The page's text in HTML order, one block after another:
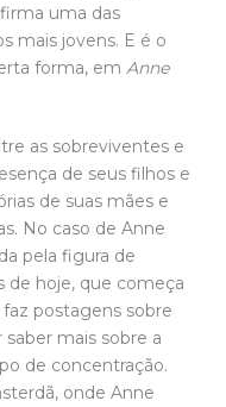
uma das
mais jovens. E é o
forma, em Anne
as sobreviventes e
de seus filhos e
de suas mães e
No caso de Anne
pela figura de
de hoje, que começa
postagens sobre
mais sobre a
de concentração.
onde Anne